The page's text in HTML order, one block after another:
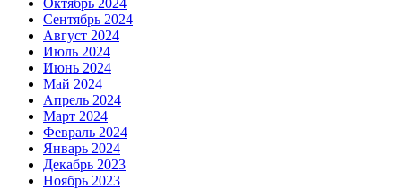
Октябрь 2024
Сентябрь 2024
Август 2024
Июль 2024
Июнь 2024
Май 2024
Апрель 2024
Март 2024
Февраль 2024
Январь 2024
Декабрь 2023
Ноябрь 2023